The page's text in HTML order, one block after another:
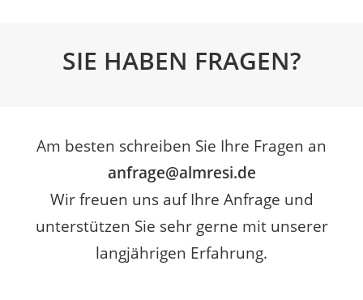
SIE HABEN FRAGEN?
Am besten schreiben Sie Ihre Fragen an
anfrage@almresi.de
Wir freuen uns auf Ihre Anfrage und
unterstützen Sie sehr gerne mit unserer
langjährigen Erfahrung.